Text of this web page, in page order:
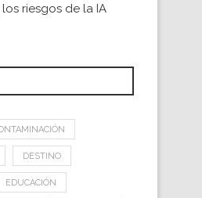
riesgos de la IA
DESTINO
EDUCACIÓN